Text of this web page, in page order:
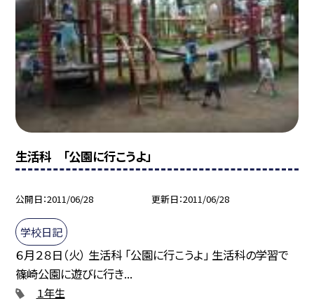
生活科 「公園に行こうよ」
公開日 2011/06/28 更新日 2011/06/28
学校日記
６月２８日（火） 生活科 「公園に行こうよ」 生活科の学習で
篠崎公園に遊びに行き...
１年生